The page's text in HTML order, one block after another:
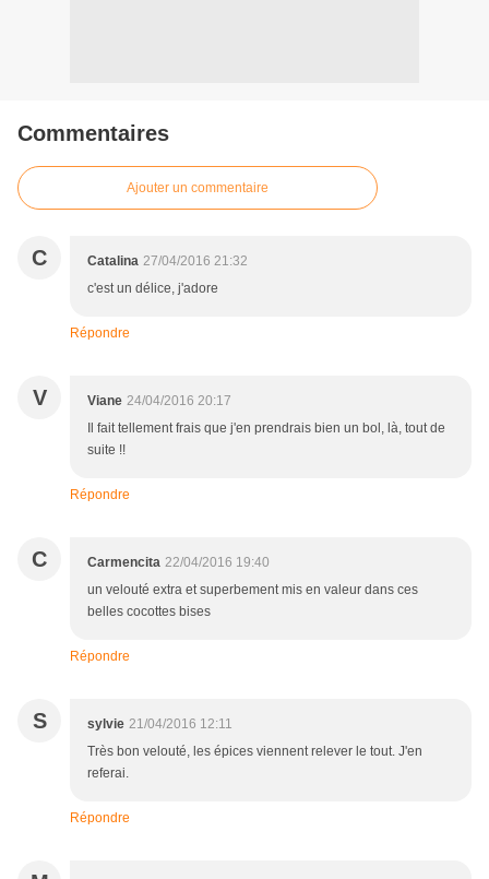
Commentaires
Ajouter un commentaire
C Catalina 27/04/2016 21:32
c'est un délice, j'adore
Répondre
V Viane 24/04/2016 20:17
Il fait tellement frais que j'en prendrais bien un bol, là, tout de
suite !!
Répondre
C Carmencita 22/04/2016 19:40
un velouté extra et superbement mis en valeur dans ces
belles cocottes bises
Répondre
S sylvie 21/04/2016 12:11
Très bon velouté, les épices viennent relever le tout. J'en
referai.
Répondre